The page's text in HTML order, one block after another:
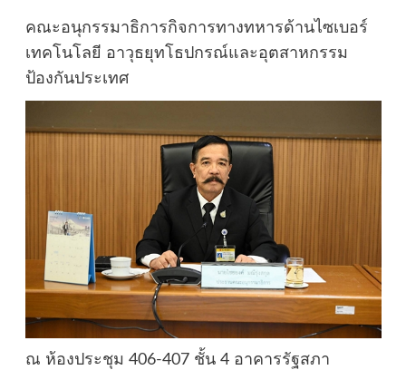
คณะอนุกรรมาธิการกิจการทางทหารด้านไซเบอร์
เทคโนโลยี อาวุธยุทโธปกรณ์และอุตสาหกรรม
ป้องกันประเทศ
ณ ห้องประชุม 406-407 ชั้น 4 อาคารรัฐสภา